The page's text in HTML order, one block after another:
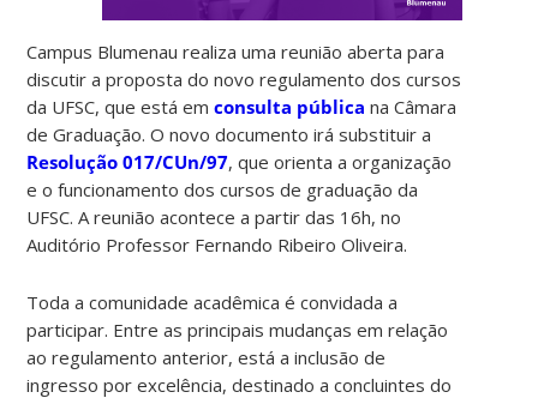
Campus Blumenau realiza uma reunião aberta para
discutir a proposta do novo regulamento dos cursos
da UFSC, que está emconsulta pública na Câmara
de Graduação. O novo documento irá substituir a
Resolução 017/CUn/97, que orienta a organização
e o funcionamento dos cursos de graduação da
UFSC. A reunião acontece a partir das 16h, no
Auditório Professor Fernando Ribeiro Oliveira.
Toda a comunidade acadêmica é convidada a
participar. Entre as principais mudanças em relação
ao regulamento anterior, está a inclusão de
ingresso por excelência, destinado a concluintes do